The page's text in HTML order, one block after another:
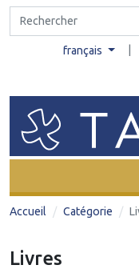
français
Accueil Catégorie
Livres